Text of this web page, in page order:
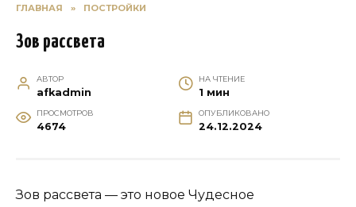
ГЛАВНАЯ » ПОСТРОЙКИ
Зов рассвета
АВТОР
afkadmin
НА ЧТЕНИЕ
1 мин
ПРОСМОТРОВ
4674
ОПУБЛИКОВАНО
24.12.2024
Зов рассвета — это новое Чудесное